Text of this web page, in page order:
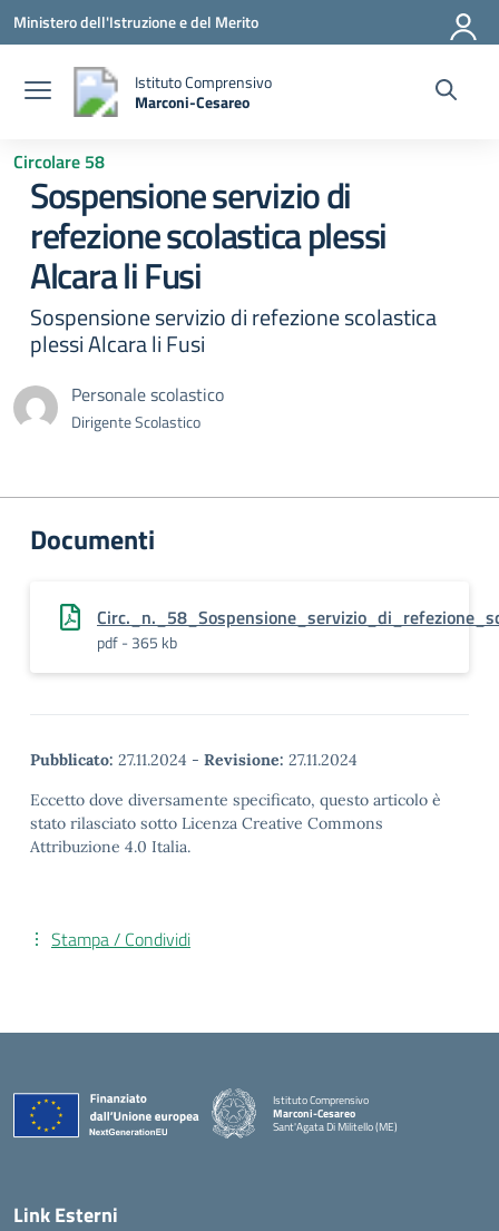
Vai ai contenuti
Vai al menu di navigazione
Vai al footer
Ministero dell'Istruzione e del Merito
Istituto Comprensivo
Marconi-Cesareo
Circolare 58
Sospensione servizio di
refezione scolastica plessi
Alcara li Fusi
Sospensione servizio di refezione scolastica
plessi Alcara li Fusi
Personale scolastico
Dirigente Scolastico
Documenti
pdf - 365 kb
Pubblicato: 27.11.2024 - Revisione: 27.11.2024
Eccetto dove diversamente specificato, questo articolo è
stato rilasciato sotto Licenza Creative Commons
Attribuzione 4.0 Italia.
Stampa / Condividi
Istituto Comprensivo
Marconi-Cesareo
Sant'Agata Di Militello (ME)
— Visita la pagina iniziale della scuola
Link Esterni